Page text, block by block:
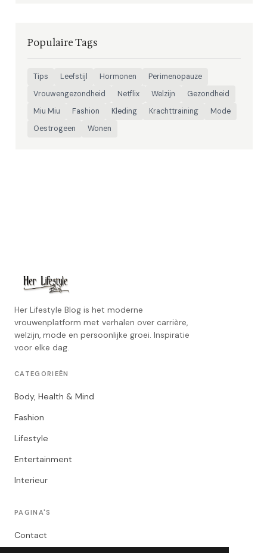
Populaire Tags
Tips Leefstijl Hormonen
Perimenopauze
Vrouwengezondheid
Netflix Welzijn
Gezondheid
Miu Miu
Fashion Kleding Krachttraining
Mode
Oestrogeen
Wonen
Her Lifestyle Blog is het moderne
vrouwenplatform met verhalen over carrière,
welzijn, mode en persoonlijke groei. Inspiratie
voor elke dag.
CATEGORIEËN
Body, Health & Mind
Fashion
Lifestyle
Entertainment
Interieur
PAGINA'S
Contact